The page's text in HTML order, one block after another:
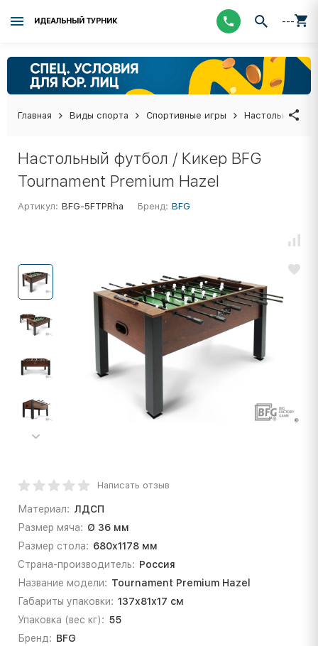
ИДЕАЛЬНЫЙ ТУРНИК ---
Главная Виды спорта Спортивные игры Настольные
Настольный футбол / Кикер BFG
Tournament Premium Hazel
Артикул: BFG-5FTPRha Бренд: BFG
Написать отзыв
Материал: ЛДСП
Размер мяча: Ø 36 мм
Размер стола: 680х1178 мм
Страна-производитель: Россия
Название модели: Tournament Premium Hazel
Габариты упаковки: 137х81х17 см
Упаковка (вес кг): 55
Бренд: BFG